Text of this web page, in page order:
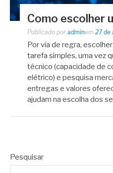
Como escolher
Publicado por adminem 27 de
Por via de regra,
tarefa simples, uma vez
técnico (capacidade de
elétrico) e pesquisa
entregas e valores
ajudam na escolha dos
Pesquisar